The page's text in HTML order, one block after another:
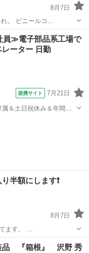
8月7日
に入れて飾るとおしゃれ。 ビニールコ…
≫電子部品系工場で
ーター 日勤
提携サイト 7月21日
＆土日祝休み＆年間休
半額にします❗
8月7日
ます。 …
モデル バンクシー
『箱根』 沢野 秀